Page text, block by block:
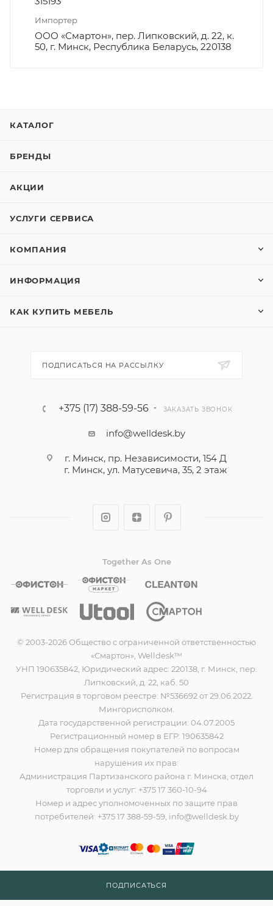
ПОДПИСАТЬСЯ
Импортер
ООО «Смартон», пер. Липковский, д. 22, к.
50, г. Минск, Республика Беларусь, 220138
КАТАЛОГ
БРЕНДЫ
АКЦИИ
УСЛУГИ СЕРВИСА
КОМПАНИЯ
ИНФОРМАЦИЯ
КАК КУПИТЬ МЕБЕЛЬ
ПОДПИСАТЬСЯ НА РАССЫЛКУ
+375 (17) 388-59-56 ЗАКАЗАТЬ ЗВОНОК
info@welldesk.by
г. Минск, пр. Независимости, 154 Д
г. Минск, ул. Матусевича, 35, 2 этаж
Together As One
© 2003-2026 Общество с ограниченной ответственностью
«Смартон», Welldesk™
УНП 190635842, Юридический адрес: 220138, г. Минск, пер.
Липковский, д. 22, каб. 50
Регистрация в торговом реестре: №536692 от 29.06.2022.
Мингорисполком.
Дата государственной регистрации: 04.07.2005
Регистрационный номер в ЕГР: 190635842
Номер для обращения покупателей по вопросам
нарушения их прав:
Администрация Партизанского района г. Минска, отдел
торговли и услуг: +375 17 360-10-94
Номер и адрес уполномоченных по защите прав
потребителей: +375 17 388-59-59, info@welldesk.by
Разработано в